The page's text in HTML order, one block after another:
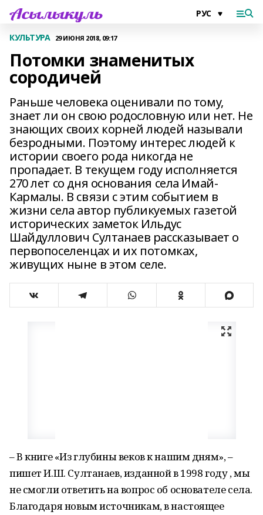
КУЛЬТУРА 29 ИЮНЯ 2018, 09:17
Потомки знаменитых
сородичей
Раньше человека оценивали по тому,
знает ли он свою родословную или нет. Не
знающих своих корней людей называли
безродными. Поэтому интерес людей к
истории своего рода никогда не
пропадает. В текущем году исполняется
270 лет со дня основания села Имай-
Кармалы. В связи с этим событием в
жизни села автор публикуемых газетой
исторических заметок Ильдус
Шайдуллович Султанаев рассказывает о
первопоселенцах и их потомках,
живущих ныне в этом селе.
– В книге «Из глубины веков к нашим дням», –
пишет И.Ш. Султанаев, изданной в 1998 году , мы
не смогли ответить на вопрос об основателе села.
Благодаря новым источникам, в настоящее